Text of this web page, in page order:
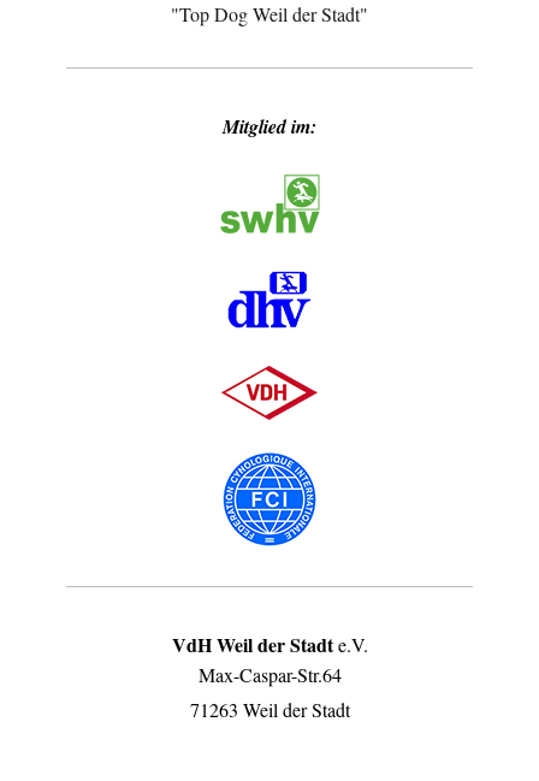
"Top Dog Weil der Stadt"
Mitglied im:
VdH Weil der Stadte.V.
Max-Caspar-Str.64
71263 Weil der Stadt